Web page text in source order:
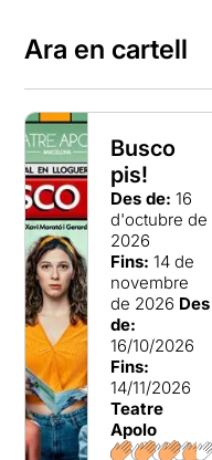
Ara en cartell
Busco
pis!
Des de: 16
d'octubre de
2026
Fins: 14 de
novembre
de 2026 Des
de:
16/10/2026
Fins:
14/11/2026
Teatre
Apolo